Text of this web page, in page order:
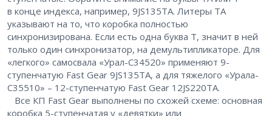
в конце индекса, например, 9JS135TA. Литеры ТА
указывают на то, что коробка полностью
синхронизирована. Если есть одна буква Т, значит в ней
только один синхронизатор, на демультипликаторе. Для
«легкого» самосвала «Урал-С34520» применяют 9-
ступенчатую Fast Gear 9JS135TA, а для тяжелого «Урала-
С35510» – ​12-ступенчатую Fast Gear 12JS220TA.
Все КП Fast Gear выполнены по схожей схеме: основная
коробка 5-ступенчатая у «девятки» или